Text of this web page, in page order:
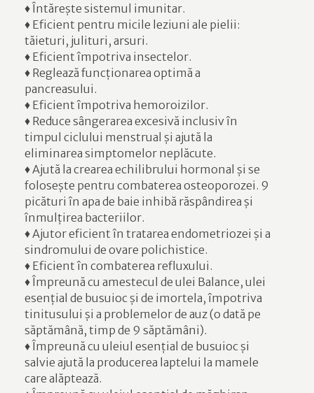
♦ Întărește sistemul imunitar.
♦ Eficient pentru micile leziuni ale pielii:
tăieturi, julituri, arsuri.
♦ Eficient împotriva insectelor.
♦ Reglează funcționarea optimă a
pancreasului.
♦ Eficient împotriva hemoroizilor.
♦ Reduce sângerarea excesivă inclusiv în
timpul ciclului menstrual și ajută la
eliminarea simptomelor neplăcute.
♦ Ajută la crearea echilibrului hormonal și se
folosește pentru combaterea osteoporozei. 9
picături în apa de baie inhibă răspândirea și
înmulțirea bacteriilor.
♦ Ajutor eficient în tratarea endometriozei și a
sindromului de ovare polichistice.
♦ Eficient în combaterea refluxului.
♦ Împreună cu amestecul de ulei Balance, ulei
esențial de busuioc și de imortela, împotriva
tinitusului și a problemelor de auz (o dată pe
săptămână, timp de 9 săptămâni).
♦ Împreună cu uleiul esențial de busuioc și
salvie ajută la producerea laptelui la mamele
care alăptează.